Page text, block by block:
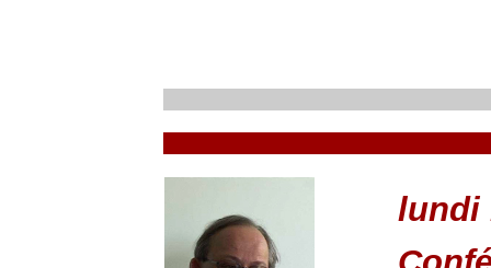
lundi